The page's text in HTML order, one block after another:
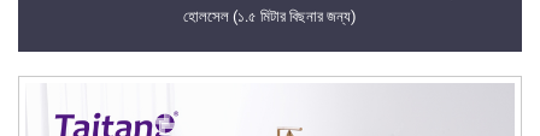
হোলসেল (১.৫ মিটার বিছনার জন্য)